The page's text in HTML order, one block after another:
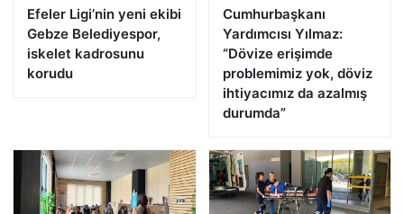
Efeler Ligi’nin yeni ekibi
Gebze Belediyespor,
iskelet kadrosunu
korudu
Cumhurbaşkanı
Yardımcısı Yılmaz:
“Dövize erişimde
problemimiz yok, döviz
ihtiyacımız da azalmış
durumda”